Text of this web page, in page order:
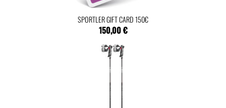
SPORTLER GIFT CARD 150€
150,00 €